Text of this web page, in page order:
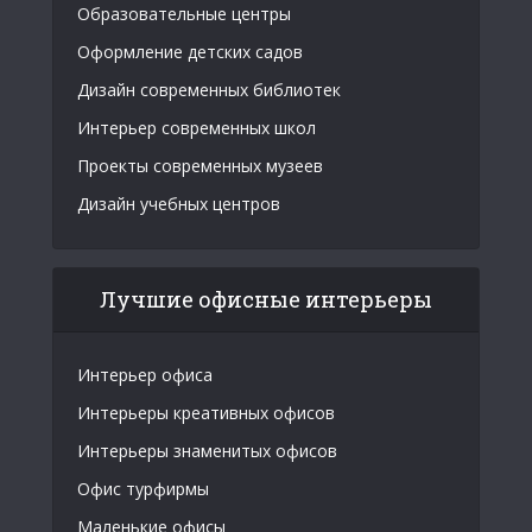
Образовательные центры
Оформление детских садов
Дизайн современных библиотек
Интерьер современных школ
Проекты современных музеев
Дизайн учебных центров
Лучшие офисные интерьеры
Интерьер офиса
Интерьеры креативных офисов
Интерьеры знаменитых офисов
Офис турфирмы
Маленькие офисы